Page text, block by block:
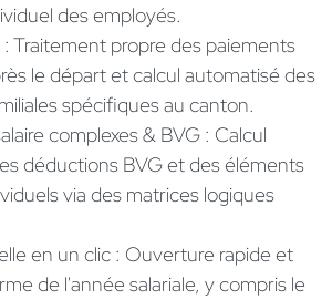
des employés.
: Traitement propre des paiements
le départ et calcul automatisé des
spécifiques au canton.
complexes & BVG : Calcul
déductions BVG et des éléments
via des matrices logiques
en un clic : Ouverture rapide et
de l'année salariale, y compris le